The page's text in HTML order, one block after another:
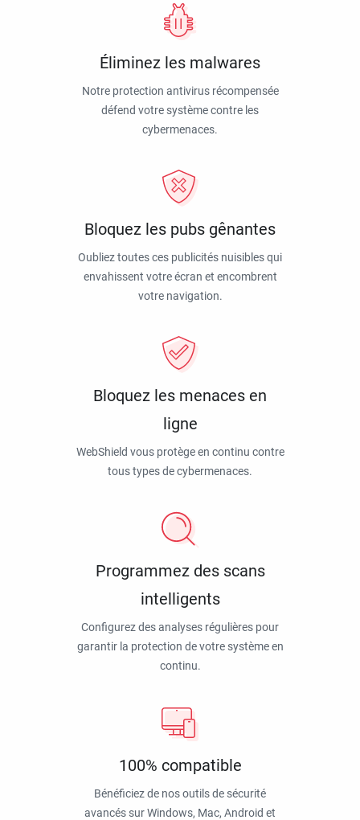
Éliminez les malwares
Notre protection antivirus récompensée
défend votre système contre les
cybermenaces.
Bloquez les pubs gênantes
Oubliez toutes ces publicités nuisibles qui
envahissent votre écran et encombrent
votre navigation.
Bloquez les menaces en
ligne
WebShield vous protège en continu contre
tous types de cybermenaces.
Programmez des scans
intelligents
Configurez des analyses régulières pour
garantir la protection de votre système en
continu.
100% compatible
Bénéficiez de nos outils de sécurité
avancés sur Windows, Mac, Android et